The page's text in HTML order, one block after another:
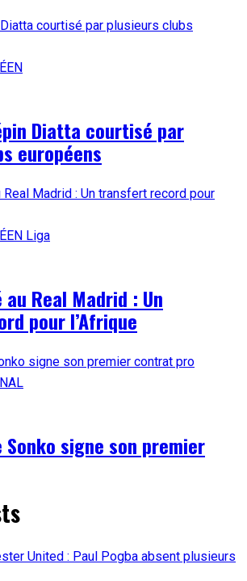
Diatta courtisé par
européens
Liga
au Real Madrid : Un
pour l’Afrique
Sonko signe son premier